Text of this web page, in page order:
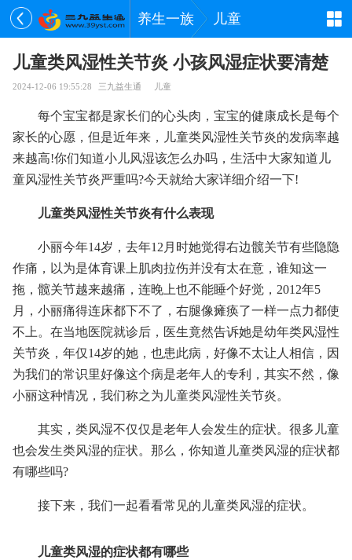
养生一族 儿童
儿童类风湿性关节炎 小孩风湿症状要清楚
2024-12-06 19:55:28 三九益生通 儿童
每个宝宝都是家长们的心头肉，宝宝的健康成长是每个
家长的心愿，但是近年来，儿童类风湿性关节炎的发病率越
来越高!你们知道小儿风湿该怎么办吗，生活中大家知道儿
童风湿性关节炎严重吗?今天就给大家详细介绍一下!
儿童类风湿性关节炎有什么表现
小丽今年14岁，去年12月时她觉得右边髋关节有些隐隐
作痛，以为是体育课上肌肉拉伤并没有太在意，谁知这一
拖，髋关节越来越痛，连晚上也不能睡个好觉，2012年5
月，小丽痛得连床都下不了，右腿像瘫痪了一样一点力都使
不上。在当地医院就诊后，医生竟然告诉她是幼年类风湿性
关节炎，年仅14岁的她，也患此病，好像不太让人相信，因
为我们的常识里好像这个病是老年人的专利，其实不然，像
小丽这种情况，我们称之为儿童类风湿性关节炎。
其实，类风湿不仅仅是老年人会发生的症状。很多儿童
也会发生类风湿的症状。那么，你知道儿童类风湿的症状都
有哪些吗?
接下来，我们一起看看常见的儿童类风湿的症状。
儿童类风湿的症状都有哪些